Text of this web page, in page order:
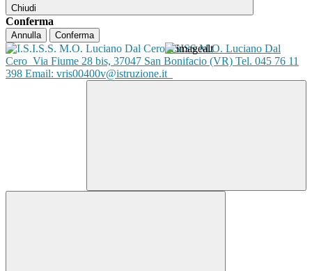
Chiudi
Conferma
Annulla Conferma
ISISS M.O. Luciano Dal
Cero Via Fiume 28 bis, 37047 San Bonifacio (VR) Tel. 045 76 11
398 Email: vris00400v@istruzione.it